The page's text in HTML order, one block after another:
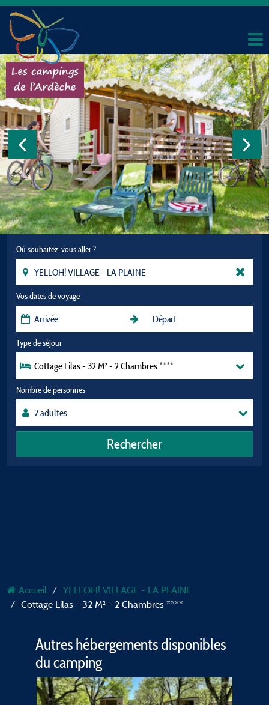
Où souhaitez-vous aller ?
Vos dates de voyage
Type de séjour
Cottage Lilas - 32 M² - 2 Chambres ****
Nombre de personnes
Rechercher
Accueil
YELLOH! VILLAGE - LA PLAINE
Cottage Lilas - 32 M² - 2 Chambres ****
Autres hébergements disponibles
du camping